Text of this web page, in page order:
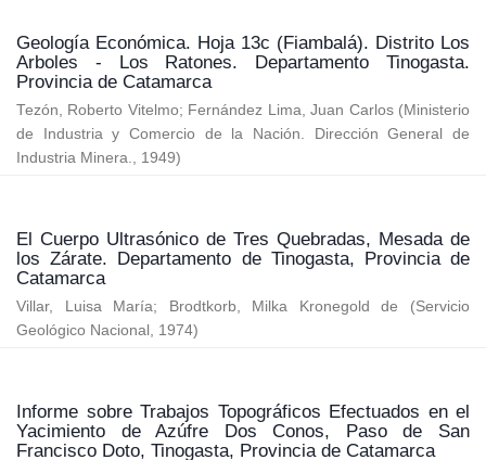
Geología Económica. Hoja 13c (Fiambalá). Distrito Los
Arboles - Los Ratones. Departamento Tinogasta.
Provincia de Catamarca
Tezón, Roberto Vitelmo; Fernández Lima, Juan Carlos (Ministerio
de Industria y Comercio de la Nación. Dirección General de
Industria Minera., 1949)
El Cuerpo Ultrasónico de Tres Quebradas, Mesada de
los Zárate. Departamento de Tinogasta, Provincia de
Catamarca
Villar, Luisa María; Brodtkorb, Milka Kronegold de (Servicio
Geológico Nacional , 1974)
Informe sobre Trabajos Topográficos Efectuados en el
Yacimiento de Azúfre Dos Conos, Paso de San
Francisco Doto, Tinogasta, Provincia de Catamarca